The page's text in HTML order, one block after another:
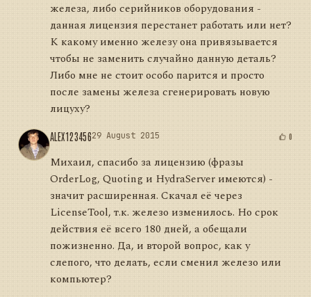
железа, либо серийников оборудования -
данная лицензия перестанет работать или нет?
К какому именно железу она привязывается
чтобы не заменить случайно данную деталь?
Либо мне не стоит особо парится и просто
после замены железа сгенерировать новую
лицуху?
ALEX12345629 August 2015 0
Михаил, спасибо за лицензию (фразы
OrderLog, Quoting и HydraServer имеются) -
значит расширенная. Скачал её через
LicenseTool, т.к. железо изменилось. Но срок
действия её всего 180 дней, а обещали
пожизненно. Да, и второй вопрос, как у
слепого, что делать, если сменил железо или
компьютер?